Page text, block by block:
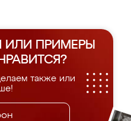
ИЛИ ПРИМЕРЫ
также или